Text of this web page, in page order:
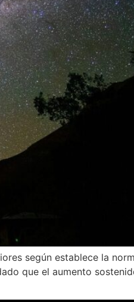
según establece la
que el aumento